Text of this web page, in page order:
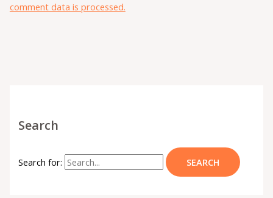
comment data is processed.
Search
Search for: